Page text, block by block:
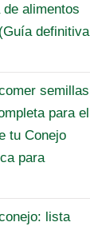
alimentos
definitiva
semillas
para el
tu Conejo
para
lista